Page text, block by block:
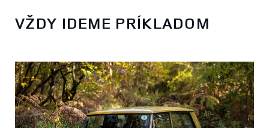
VŽDY IDEME PRÍKLADOM